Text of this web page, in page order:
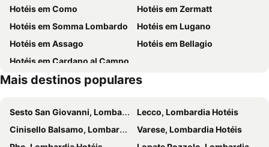
Bielmonte
Family Park
Parco naturale di interesse provinciale del Lago di Candia
Santuario di Oropa
Lago Sirio
Hotéis em Como
Hotéis em Zermatt
Hotéis em Somma Lombardo
Hotéis em Lugano
Hotéis em Assago
Hotéis em Bellagio
Hotéis em Cardano al Campo
Mais destinos populares
Sesto San Giovanni, Lombardia Hotéis
Lecco, Lombardia Hotéis
Cinisello Balsamo, Lombardia Hotéis
Varese, Lombardia Hotéis